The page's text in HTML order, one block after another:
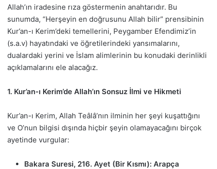
Allah’ın iradesine rıza göstermenin anahtarıdır. Bu
sunumda, “Herşeyin en doğrusunu Allah bilir” prensibinin
Kur’an-ı Kerim’deki temellerini, Peygamber Efendimiz’in
(s.a.v) hayatındaki ve öğretilerindeki yansımalarını,
dualardaki yerini ve İslam alimlerinin bu konudaki derinlikli
açıklamalarını ele alacağız.
1. Kur’an-ı Kerim’de Allah’ın Sonsuz İlmi ve Hikmeti
Kur’an-ı Kerim, Allah Teâlâ’nın ilminin her şeyi kuşattığını
ve O’nun bilgisi dışında hiçbir şeyin olamayacağını birçok
ayetinde vurgular:
Bakara Suresi, 216. Ayet (Bir Kısmı): Arapça